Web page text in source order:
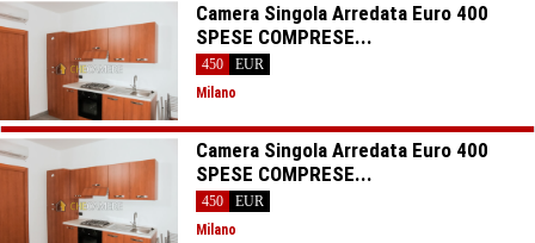
Camera Singola Arredata Euro 400
SPESE COMPRESE...
450
EUR
Milano
Camera Singola Arredata Euro 400
SPESE COMPRESE...
450
EUR
Milano